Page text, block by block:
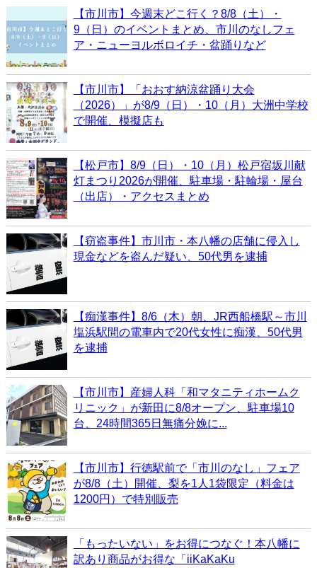
【市川市】今週末どこ行く？8/8（土）・
9（日）のイベントまとめ、市川のなしフェ
ア・ニューヨルボロイチ・盆踊りなど
【市川市】「おおす納涼盆踊り大会
（2026）」が8/9（日）・10（月）大洲中学校
で開催、模擬店も
【松戸市】8/9（日）・10（月）松戸宿坂川献
灯まつり2026が開催、駐車場・駐輪場・屋台
（出店）・アクセスまとめ
【窃盗事件】市川市・本八幡の店舗に侵入し
現金などを盗んだ疑い、50代男を逮捕
【痴漢事件】8/6（木）朝、JR西船橋駅～市川
塩浜駅間の電車内で20代女性に痴漢、50代男
を逮捕
【市川市】産婦人科「和マタニティホームク
リニック」が新田に8/8オープン、駐車場10
台、24時間365日無痛分娩に...
【市川市】行徳駅前で「市川のなし」フェア
が8/8（土）開催、梨を1人1袋限定（料金は
1200円）で特別販売
「もったいない」をお得につなぐ！本八幡に
訳あり商品がお得な「iiKaKaKu